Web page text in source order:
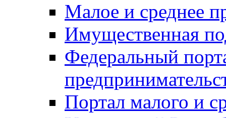
Малое и среднее
Имущественная
Федеральный
Портал малого и